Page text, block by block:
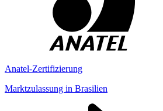
Anatel-Zertifizierung
Marktzulassung in Brasilien